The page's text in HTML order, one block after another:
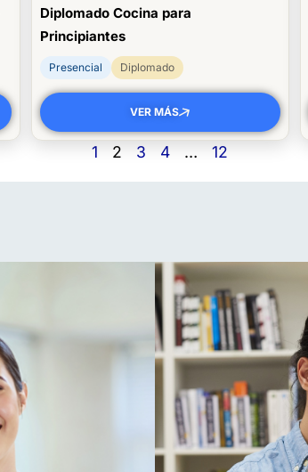
Diplomado Cocina para
Principiantes
Presencial Diplomado
VER MÁS
1 2 3 4 … 12